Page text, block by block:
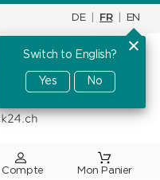
DE FR EN
Switch to English?
Yes No